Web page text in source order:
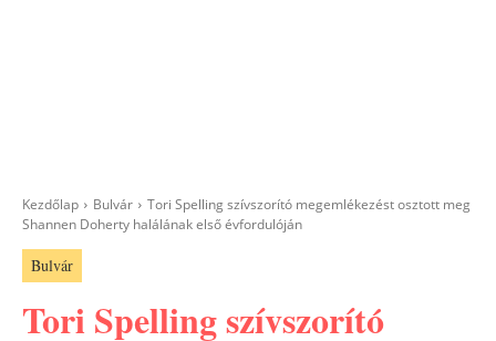
Kezdőlap Bulvár
Tori Spelling szívszorító megemlékezést osztott meg
Shannen Doherty halálának első évfordulóján
Bulvár
Tori Spelling szívszorító